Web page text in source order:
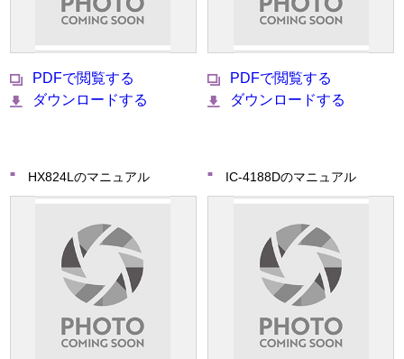
PDFで閲覧する
ダウンロードする
PDFで閲覧する
ダウンロードする
HX824Lのマニュアル IC-4188Dのマニュアル